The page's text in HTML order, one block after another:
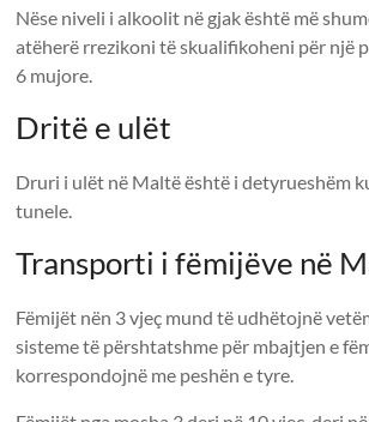
Nëse niveli i alkoolit në gjak është më
atëherë rrezikoni të skualifikoheni për një
6 mujore.
Dritë e ulët
Druri i ulët në Maltë është i detyrueshëm
tunele.
Transporti i fëmijëve në
Fëmijët nën 3 vjeç mund të udhëtojnë
sisteme të përshtatshme për mbajtjen e
korrespondojnë me peshën e tyre.